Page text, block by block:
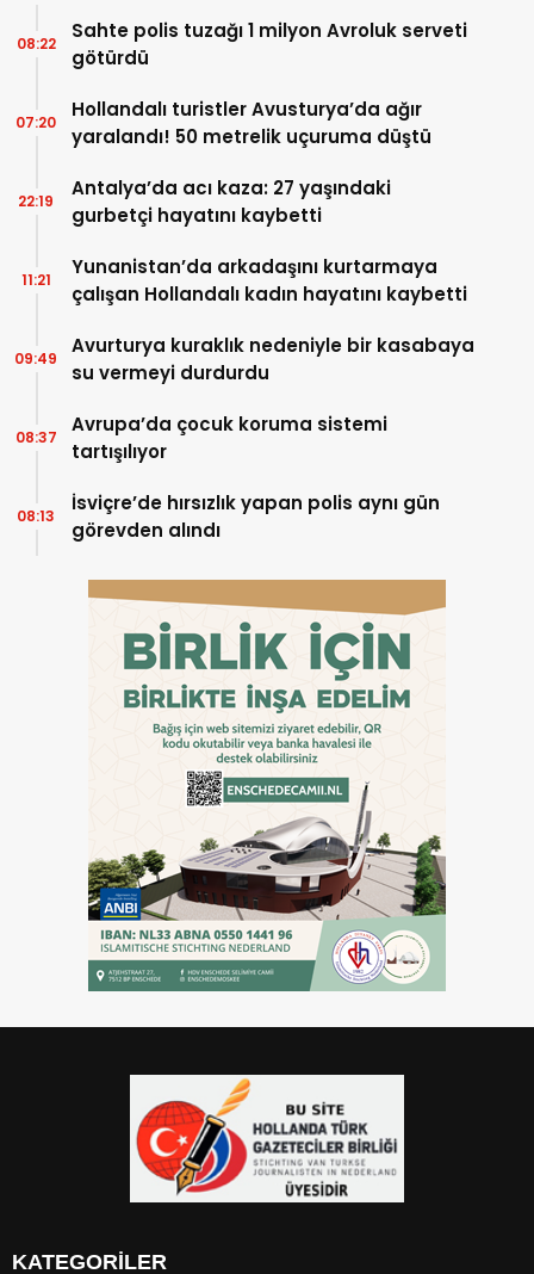
Sahte polis tuzağı 1 milyon Avroluk serveti
götürdü
08:22
Hollandalı turistler Avusturya’da ağır
yaralandı! 50 metrelik uçuruma düştü
07:20
Antalya’da acı kaza: 27 yaşındaki
gurbetçi hayatını kaybetti
22:19
Yunanistan’da arkadaşını kurtarmaya
çalışan Hollandalı kadın hayatını kaybetti
11:21
Avurturya kuraklık nedeniyle bir kasabaya
su vermeyi durdurdu
09:49
Avrupa’da çocuk koruma sistemi
tartışılıyor
08:37
İsviçre’de hırsızlık yapan polis aynı gün
görevden alındı
08:13
KATEGORİLER